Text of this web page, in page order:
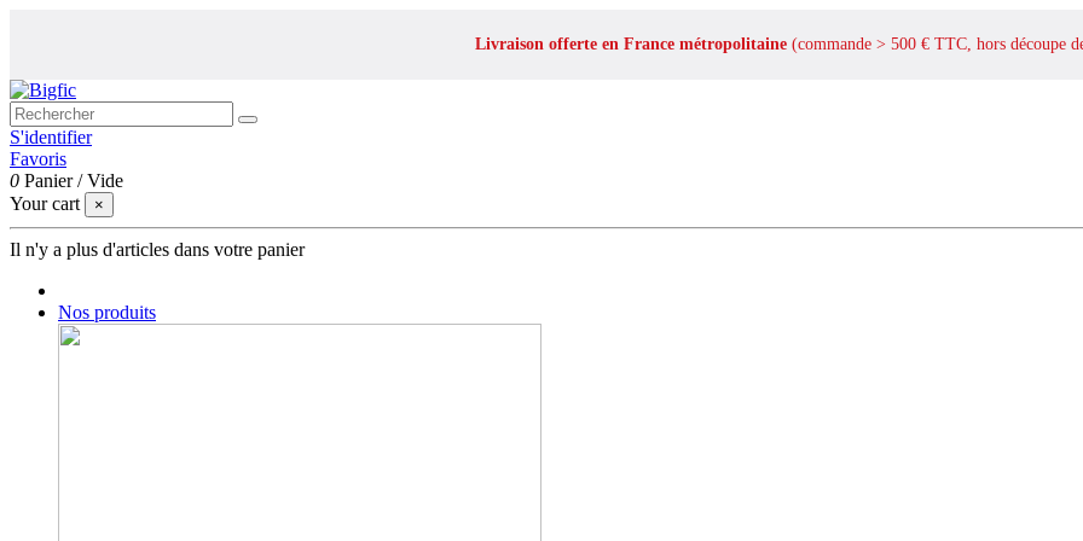
Livraison offerte en France métropolitaine (commande > 500 € TTC, hors découpe
S'identifier
Favoris
0 Panier /Vide
Your cart
×
Il n'y a plus d'articles dans votre panier
Nos produits